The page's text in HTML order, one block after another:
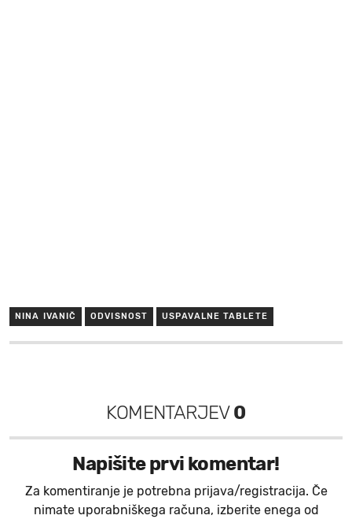
NINA IVANIČ ODVISNOST USPAVALNE TABLETE
KOMENTARJEV0
Napišite prvi komentar!
Za komentiranje je potrebna prijava/registracija. Če
nimate uporabniškega računa, izberite enega od